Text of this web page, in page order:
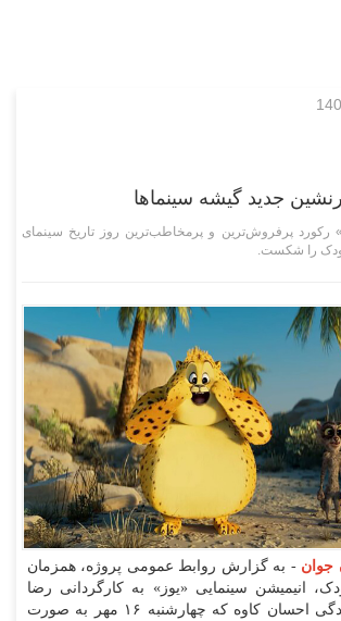
جدید گیشه سینما‌ها
رکورد پرفروش‌ترین و پرمخاطب‌ترین روز تاریخ سینمای
کودک را شکست.
جوان - به گزارش روابط عمومی پروژه، همزمان
انیمیشن سینمایی «یوز» به کارگردانی رضا
ارژنگی و تهیه‌کنندگی احسان کاوه که چهارشنبه ۱۶ مهر به صورت